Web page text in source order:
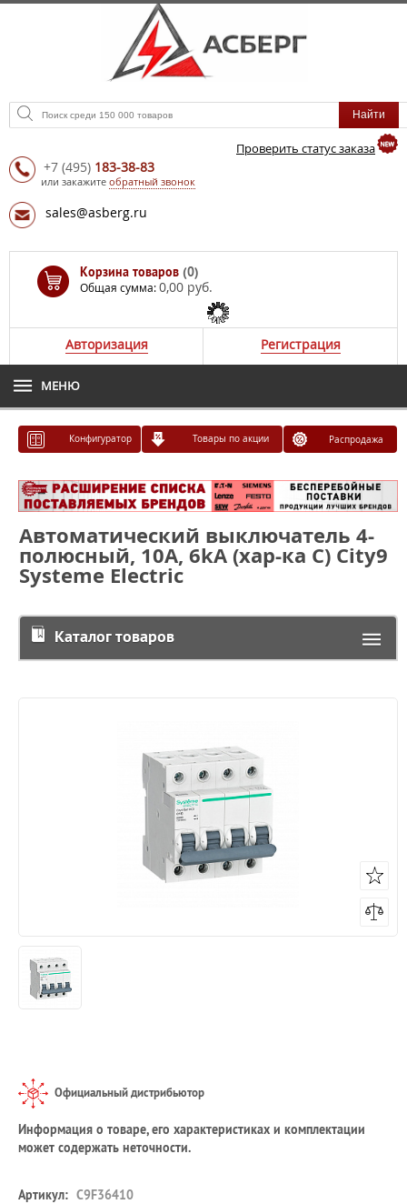
Проверить статус заказа
+7 (495) 183-38-83
или закажите обратный звонок
sales@asberg.ru
Корзина товаров (0)
Общая сумма:0,00 руб.
Авторизация Регистрация
МЕНЮ
Конфигуратор Товары по акции Распродажа
Автоматический выключатель 4-
полюсный, 10А, 6kA (хар-ка С) City9
Systeme Electric
Каталог товаров
Официальный дистрибьютор
Информация о товаре, его характеристиках и комплектации
может содержать неточности.
Артикул: C9F36410